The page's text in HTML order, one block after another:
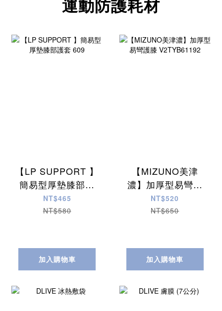
運動防護耗材
【LP SUPPORT 】
簡易型厚墊膝部護
套 609
NT$465
NT$580
加入購物車
【MIZUNO美津
濃】加厚型易彎護
膝 V2TYB61192
NT$520
NT$650
加入購物車